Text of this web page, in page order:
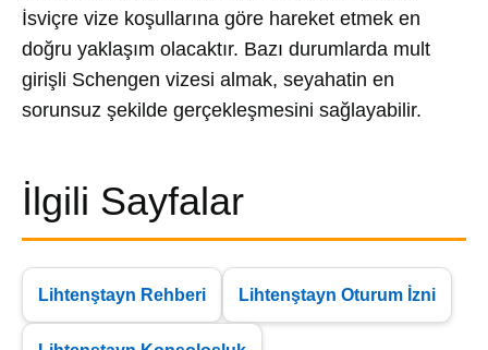
İsviçre vize koşullarına göre hareket etmek en
doğru yaklaşım olacaktır. Bazı durumlarda mult
girişli Schengen vizesi almak, seyahatin en
sorunsuz şekilde gerçekleşmesini sağlayabilir.
İlgili Sayfalar
Lihtenştayn Rehberi Lihtenştayn Oturum İzni